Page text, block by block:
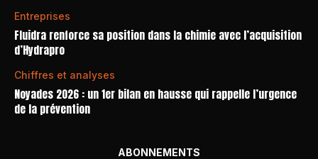
Entreprises
Fluidra renforce sa position dans la chimie avec l’acquisition
d’Hydrapro
Chiffres et analyses
Noyades 2026 : un 1er bilan en hausse qui rappelle l’urgence
de la prévention
ABONNEMENTS